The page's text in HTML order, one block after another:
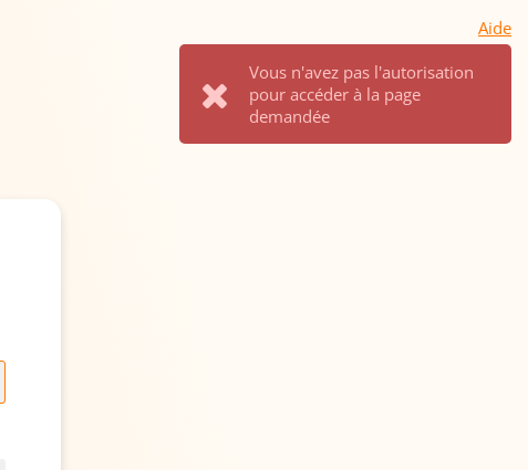
Aide
Vous n'avez pas l'autorisation
pour accéder à la page
demandée